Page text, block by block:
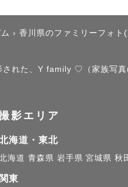
ゲスト様にお願いしてお
› 香川県のファミリーフォト
れた、Y family ♡（家族写真
影エリア
海道・東北
海道 青森県 岩手県 宮城県 秋
関東